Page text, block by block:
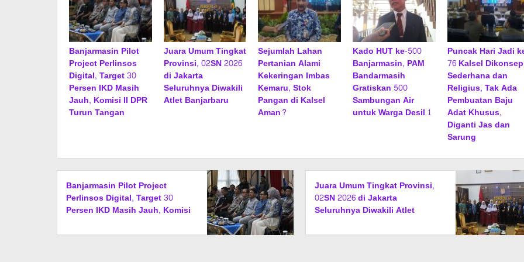
Banjarmasin Pilot
Project Perlinsos
Digital, Target 30
Persen IKD Masih
Jauh, Komisi II DPR
Turun Tangan
Juara Umum Tingkat
Provinsi, 02SN 2026
di Jakarta
Seluruhnya Diwakili
Atlet Banjarbaru
Sejumlah Lahan
Pertanian Alami
Kekeringan Imbas
Kemaru, Stok
Pangan di Kalsel
Aman?
Kado HUT ke-500
Banjarmasin, PAM
Bandarmasih
Gratiskan 500
Sambungan Air
untuk Warga Desil 1
Puncak Hari Jadi
76 Kalsel Dikonsep
Sederhana dan
Religius, Tak Ada
Pembuatan Baju
Adat Khusus,
Diganti Jas dan
Sarung
Banjarmasin Pilot Project
Perlinsos Digital, Target 30
Persen IKD Masih Jauh, Komisi
Juara Umum Tingkat Provinsi,
02SN 2026 di Jakarta
Seluruhnya Diwakili Atlet